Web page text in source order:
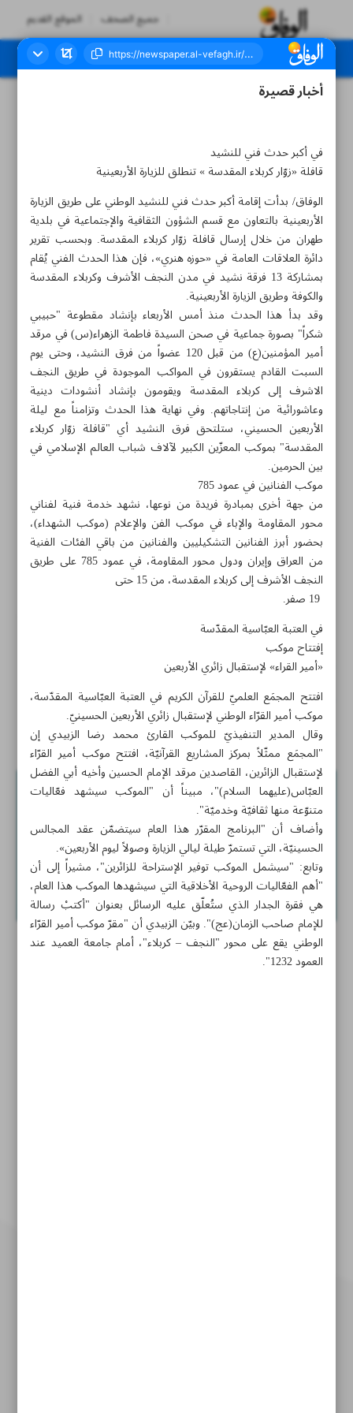
جميع الصحف الموقع القديم
العدد سبعة آلاف وثلاثمائة وواحد وعشرون - ٣١ أغسطس ٢٠٢٣
أصحاب الإمام الحسين(ع) في رؤية الإمام موسى الصدر
«مسرح الحرّيّة» ينهض من تحت أنقاض القصف الصهيوني
أخبار قصيرة
أخبار قصيرة
في أكبر حدث فني للنشيد
قافلة «زوّار كربلاء المقدسة » تنطلق للزيارة الأربعينية
الوفاق/ بدأت إقامة أكبر حدث فني للنشيد الوطني على طريق الزيارة
الأربعينية بالتعاون مع قسم الشؤون الثقافية والإجتماعية في بلدية
طهران من خلال إرسال قافلة زوّار كربلاء المقدسة. وبحسب تقرير
دائرة العلاقات العامة في «حوزه هنري»، فإن هذا الحدث الفني يُقام
بمشاركة 13 فرقة نشيد في مدن النجف الأشرف وكربلاء المقدسة
والكوفة وطريق الزيارة الأربعينية.
وقد بدأ هذا الحدث منذ أمس الأربعاء بإنشاد مقطوعة "حبيبي
شكراً" بصورة جماعية في صحن السيدة فاطمة الزهراء(س) في مرقد
أمير المؤمنين(ع) من قبل 120 عضواً من فرق النشيد، وحتى يوم
السبت القادم يستقرون في المواكب الموجودة في طريق النجف
الاشرف إلى كربلاء المقدسة ويقومون بإنشاد أنشودات دينية
وعاشورائية من إنتاجاتهم. وفي نهاية هذا الحدث وتزامناً مع ليلة
الأربعين الحسيني، ستلتحق فرق النشيد أي "قافلة زوّار كربلاء
المقدسة" بموكب المعزّين الكبير لآلاف شباب العالم الإسلامي في
بين الحرمين.
موكب الفنانين في عمود 785
من جهة أخرى بمبادرة فريدة من نوعها، نشهد خدمة فنية لفناني
محور المقاومة والإباء في موكب الفن والإعلام (موكب الشهداء)،
بحضور أبرز الفنانين التشكيليين والفنانين من باقي الفئات الفنية
من العراق وإيران ودول محور المقاومة، في عمود 785 على طريق
النجف الأشرف إلى كربلاء المقدسة، من 15 حتى
19 صفر.
في العتبة العبّاسية المقدّسة
إفتتاح موكب
«أمير القراء» لإستقبال زائري الأربعين
افتتح المجمَع العلميّ للقرآن الكريم في العتبة العبّاسية المقدّسة،
موكب أمير القرّاء الوطني لإستقبال زائري الأربعين الحسينيّ.
وقال المدير التنفيذيّ للموكب القارئ محمد رضا الزبيدي إن
"المجمَع ممثّلاً بمركز المشاريع القرآنيّة، افتتح موكب أمير القرّاء
لإستقبال الزائرين، القاصدين مرقد الإمام الحسين وأخيه أبي الفضل
العبّاس(عليهما السلام)"، مبيناً أن "الموكب سيشهد فعّاليات
متنوّعة منها ثقافيّة وخدميّة".
وأضاف أن "البرنامج المقرّر هذا العام سيتضمّن عقد المجالس
الحسينيّة، التي تستمرّ طيلة ليالي الزيارة وصولاً ليوم الأربعين».
وتابع: "سيشمل الموكب توفير الإستراحة للزائرين"، مشيراً إلى أن
"أهم الفعّاليات الروحية الأخلاقية التي سيشهدها الموكب هذا العام،
هي فقرة الجدار الذي ستُعلّق عليه الرسائل بعنوان "أكتبْ رسالة
للإمام صاحب الزمان(عج)". وبيّن الزبيدي أن "مقرّ موكب أمير القرّاء
الوطني يقع على محور "النجف – كربلاء"، أمام جامعة العميد عند
العمود 1232".